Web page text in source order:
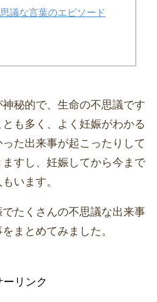
議な言葉のエピソード
秘的で、生命の不思議です
も多く、よく妊娠がわかる
た出来事が起こったりして
すし、妊娠してから今まで
います。
たくさんの不思議な出来事
まとめてみました。
ーリンク